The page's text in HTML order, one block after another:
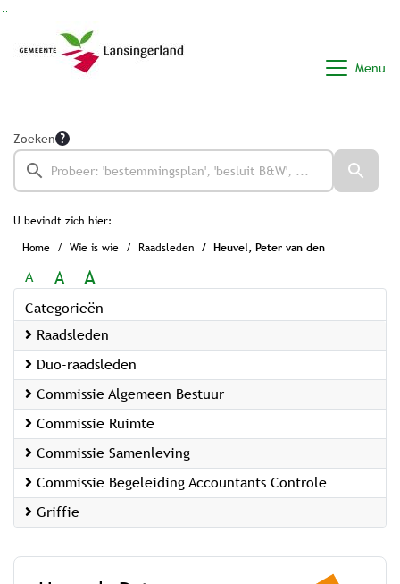
Menu
Zoeken
U bevindt zich hier:
Home Wie is wie Raadsleden Heuvel, Peter van den
A A A
Categorieën
Raadsleden
Duo-raadsleden
Commissie Algemeen Bestuur
Commissie Ruimte
Commissie Samenleving
Commissie Begeleiding Accountants Controle
Griffie